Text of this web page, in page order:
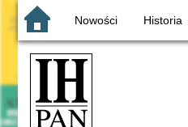
Nowości Historia